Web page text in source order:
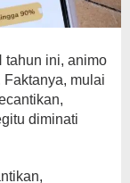
tahun ini, animo
mulai
diminati